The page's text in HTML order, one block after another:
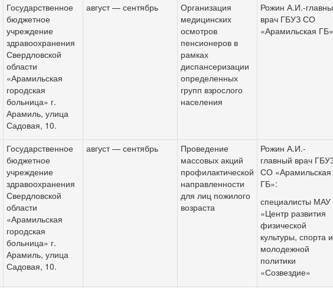
Государственное
бюджетное
учреждение
здравоохранения
Свердловской
области
«Арамильская
городская
больница» г.
Арамиль, улица
Садовая, 10.
август — сентябрь
Организация
медицинских
осмотров
пенсионеров в
рамках
диспансеризации
определенных
групп взрослого
населения
Рожин А.И.-
врач ГБУЗ СО
«Арамильская
Государственное
бюджетное
учреждение
здравоохранения
Свердловской
области
«Арамильская
городская
больница» г.
Арамиль, улица
Садовая, 10.
август — сентябрь
Проведение
массовых акций
профилактической
направленности
для лиц пожилого
возраста
Рожин А.И.-
главный врач
СО «Арамильская
ГБ»:
специалисты МАУ
«Центр развития
физической
культуры, спорта и
молодежной
политики
«Созвездие»